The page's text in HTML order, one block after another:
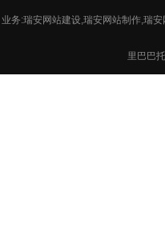
业务:瑞安网站建设,瑞安网站制作,瑞
里巴巴